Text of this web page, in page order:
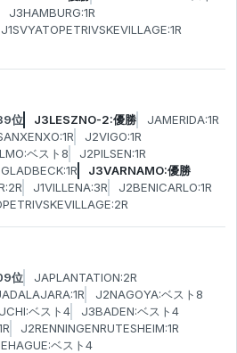
J3HAMBURG:1R
J1SVYATOPETRIVSKEVILLAGE:1R
位 J3LESZNO-2:優勝
JAMERIDA:1R
J2VIGO:1R
ベスト8
J2PILSEN:1R
J3VARNAMO:優勝
J1VILLENA:3R
J2BENICARLO:1R
位
JAPLANTATION:2R
J2NAGOYA:ベスト8
ベスト4
J3BADEN:ベスト4
J2RENNINGENRUTESHEIM:1R
ベスト4